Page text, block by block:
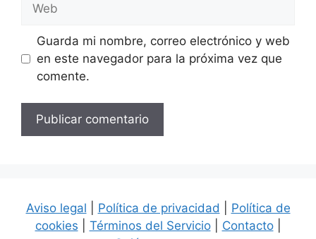
Guarda mi nombre, correo electrónico y web
en este navegador para la próxima vez que
comente.
Aviso legal Política de privacidad
Política de
cookies
Términos del Servicio| Contacto|